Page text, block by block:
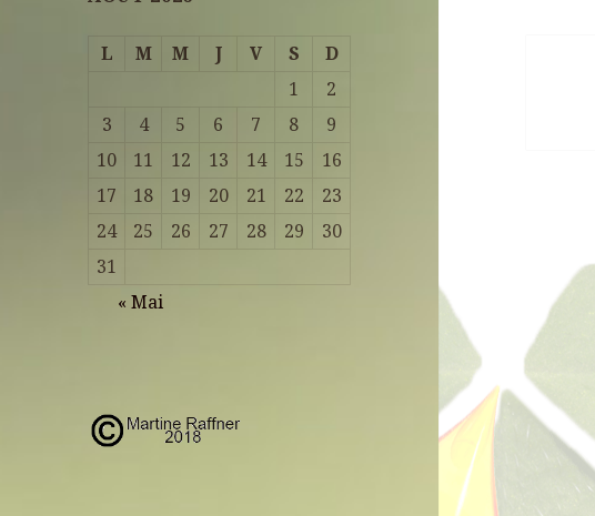
L M M J V S
D
1
2
3
4 5 6 7 8
9
10
11 12 13 14 15
16
17
18 19 20 21 22
23
24
25 26 27 28 29
30
31
« Mai